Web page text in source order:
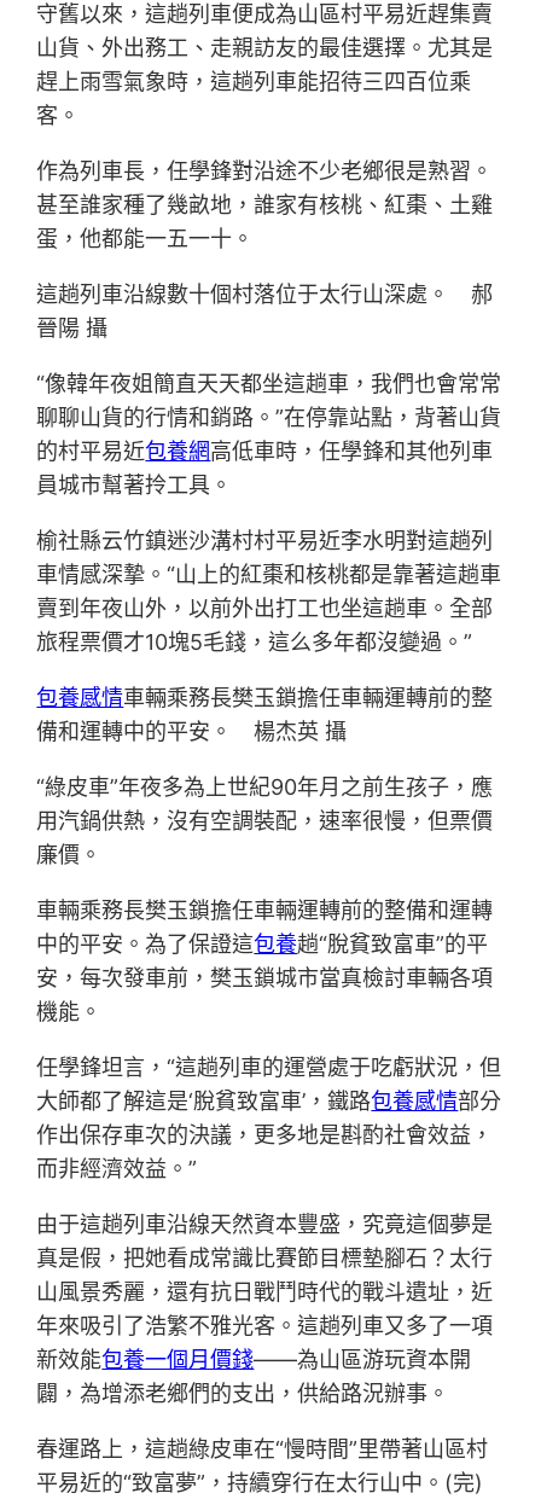
守舊以來，這趟列車便成為山區村平易近趕集賣
山貨、外出務工、走親訪友的最佳選擇。尤其是
趕上雨雪氣象時，這趟列車能招待三四百位乘
客。
作為列車長，任學鋒對沿途不少老鄉很是熟習。
甚至誰家種了幾畝地，誰家有核桃、紅棗、土雞
蛋，他都能一五一十。
這趟列車沿線數十個村落位于太行山深處。 郝
晉陽 攝
“像韓年夜姐簡直天天都坐這趟車，我們也會常常
聊聊山貨的行情和銷路。”在停靠站點，背著山貨
的村平易近包養網高低車時，任學鋒和其他列車
員城市幫著拎工具。
榆社縣云竹鎮迷沙溝村村平易近李水明對這趟列
車情感深摯。“山上的紅棗和核桃都是靠著這趟車
賣到年夜山外，以前外出打工也坐這趟車。全部
旅程票價才10塊5毛錢，這么多年都沒變過。”
包養感情車輛乘務長樊玉鎖擔任車輛運轉前的整
備和運轉中的平安。 楊杰英 攝
“綠皮車”年夜多為上世紀90年月之前生孩子，應
用汽鍋供熱，沒有空調裝配，速率很慢，但票價
廉價。
車輛乘務長樊玉鎖擔任車輛運轉前的整備和運轉
中的平安。為了保證這包養趟“脫貧致富車”的平
安，每次發車前，樊玉鎖城市當真檢討車輛各項
機能。
任學鋒坦言，“這趟列車的運營處于吃虧狀況，但
大師都了解這是‘脫貧致富車’，鐵路包養感情部分
作出保存車次的決議，更多地是斟酌社會效益，
而非經濟效益。”
由于這趟列車沿線天然資本豐盛，究竟這個夢是
真是假，把她看成常識比賽節目標墊腳石？太行
山風景秀麗，還有抗日戰鬥時代的戰斗遺址，近
年來吸引了浩繁不雅光客。這趟列車又多了一項
新效能包養一個月價錢——為山區游玩資本開
闢，為增添老鄉們的支出，供給路況辦事。
春運路上，這趟綠皮車在“慢時間”里帶著山區村
平易近的“致富夢”，持續穿行在太行山中。(完)